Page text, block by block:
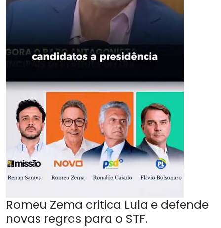
Romeu Zema critica Lula e defende
novas regras para o STF.